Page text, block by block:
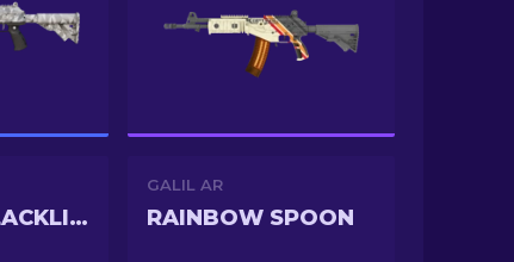
PHOENIX BLACKLIGHT
GALIL AR
RAINBOW SPOON